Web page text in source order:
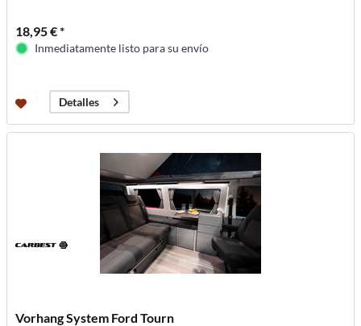
18,95 € *
Inmediatamente listo para su envío
Detalles
Vorhang System Ford Tourn